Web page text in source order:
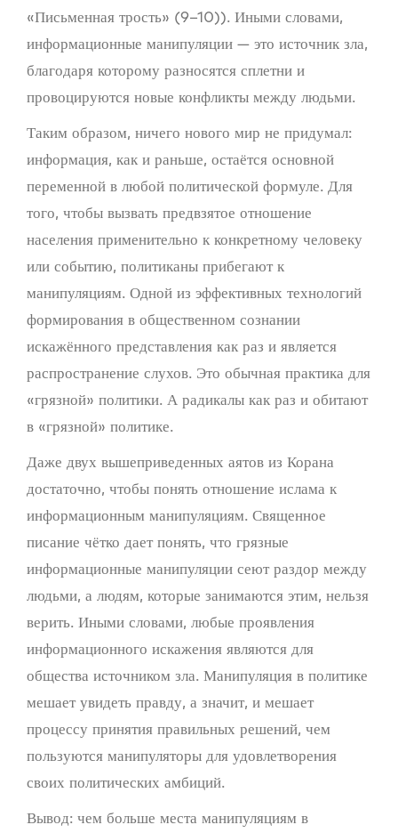
«Письменная трость» (9–10)). Иными словами,
информационные манипуляции — это источник зла,
благодаря которому разносятся сплетни и
провоцируются новые конфликты между людьми.
Таким образом, ничего нового мир не придумал:
информация, как и раньше, остаётся основной
переменной в любой политической формуле. Для
того, чтобы вызвать предвзятое отношение
населения применительно к конкретному человеку
или событию, политиканы прибегают к
манипуляциям. Одной из эффективных технологий
формирования в общественном сознании
искажённого представления как раз и является
распространение слухов. Это обычная практика для
«грязной» политики. А радикалы как раз и обитают
в «грязной» политике.
Даже двух вышеприведенных аятов из Корана
достаточно, чтобы понять отношение ислама к
информационным манипуляциям. Священное
писание чётко дает понять, что грязные
информационные манипуляции сеют раздор между
людьми, а людям, которые занимаются этим, нельзя
верить. Иными словами, любые проявления
информационного искажения являются для
общества источником зла. Манипуляция в политике
мешает увидеть правду, а значит, и мешает
процессу принятия правильных решений, чем
пользуются манипуляторы для удовлетворения
своих политических амбиций.
Вывод: чем больше места манипуляциям в